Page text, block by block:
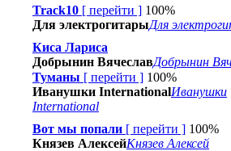
Track10 [ перейти ] 100%
Для электрогитарыДля
Киса Лариса
Добрынин ВячеславДобрынин
Туманы [ перейти ] 100%
Иванушки InternationalИванушки
International
Вот мы попали [ перейти ] 100%
Князев АлексейКнязев Алексей